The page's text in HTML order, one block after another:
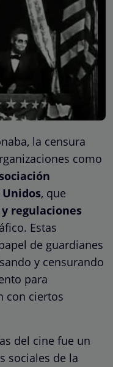
la censura
como
, que
regulaciones
Estas
de guardianes
y censurando
para
con ciertos
del cine fue un
sociales de la